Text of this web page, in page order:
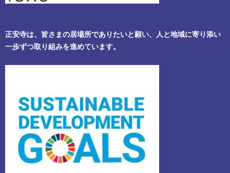
正安寺は、皆さまの居場所でありたいと願い、人と地域に寄り添い
一歩ずつ取り組みを進めています。